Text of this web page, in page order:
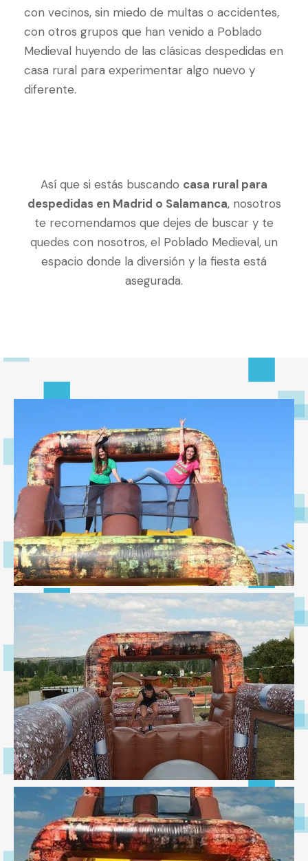
con vecinos, sin miedo de multas o accidentes,
con otros grupos que han venido a Poblado
Medieval huyendo de las clásicas despedidas en
casa rural para experimentar algo nuevo y
diferente.
Así que si estás buscando casa rural para
despedidas en Madrid o Salamanca, nosotros
te recomendamos que dejes de buscar y te
quedes con nosotros, el Poblado Medieval, un
espacio donde la diversión y la fiesta está
asegurada.